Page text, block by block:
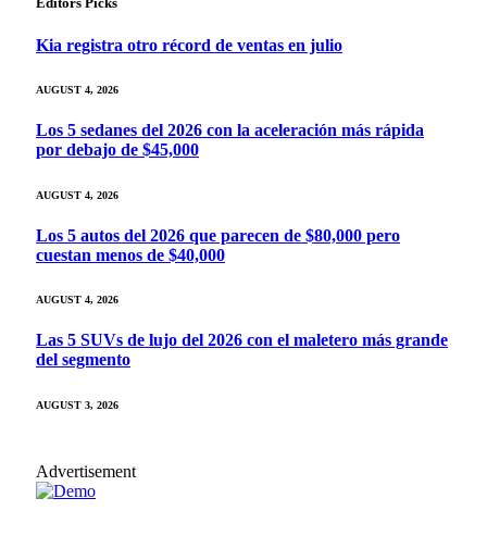
Kia registra otro récord de ventas en julio
AUGUST 4, 2026
Los 5 sedanes del 2026 con la aceleración más rápida
por debajo de $45,000
AUGUST 4, 2026
Los 5 autos del 2026 que parecen de $80,000 pero
cuestan menos de $40,000
AUGUST 4, 2026
Las 5 SUVs de lujo del 2026 con el maletero más grande
del segmento
AUGUST 3, 2026
Advertisement